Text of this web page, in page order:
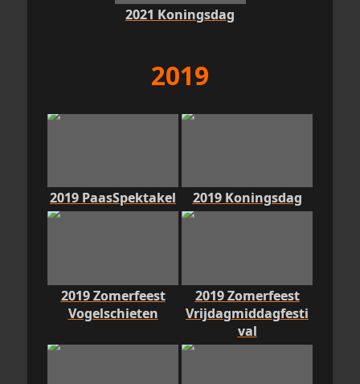
2021 Koningsdag
2019
2019 PaasSpektakel 2019 Koningsdag
2019 Zomerfeest
Vogelschieten
2019 Zomerfeest
Vrijdagmiddagfesti
val